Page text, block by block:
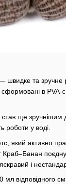
швидке та зручне
в PVA-
ще зручнішим
роботи у воді.
який активно
і
мл відповідного